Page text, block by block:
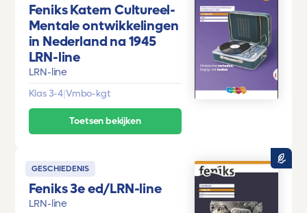
Feniks Katern Cultureel-
Mentale ontwikkelingen
in Nederland na 1945
LRN-line
LRN-line
Klas 3-4|Vmbo-kgt
Toetsen bekijken
GESCHIEDENIS
Feniks 3e ed/LRN-line
LRN-line